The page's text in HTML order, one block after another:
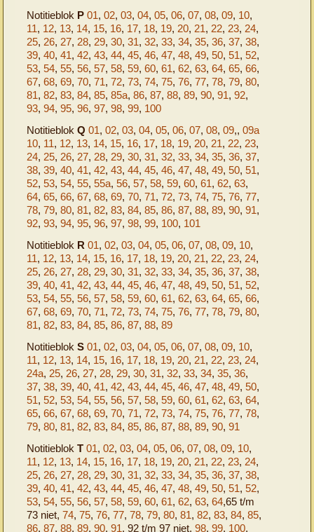
Notitieblok P 01, 02, 03, 04, 05, 06, 07, 08, 09, 10,
11, 12, 13, 14, 15, 16, 17, 18, 19, 20, 21, 22, 23, 24,
25, 26, 27, 28, 29, 30, 31, 32, 33, 34, 35, 36, 37, 38,
39, 40, 41, 42, 43, 44, 45, 46, 47, 48, 49, 50, 51, 52,
53, 54, 55, 56, 57, 58, 59, 60, 61, 62, 63, 64, 65, 66,
67, 68, 69, 70, 71, 72, 73, 74, 75, 76, 77, 78, 79, 80,
81, 82, 83, 84, 85, 85a, 86, 87, 88, 89, 90, 91, 92,
93, 94, 95, 96, 97, 98, 99, 100
NotitieblokQ 01, 02, 03, 04, 05, 06, 07, 08, 09,, 09a
10, 11, 12, 13, 14, 15, 16, 17, 18, 19, 20, 21, 22, 23,
24, 25, 26, 27, 28, 29, 30, 31, 32, 33, 34, 35, 36, 37,
38, 39, 40, 41, 42, 43, 44, 45, 46, 47, 48, 49, 50, 51,
52, 53, 54, 55, 55a, 56, 57, 58, 59, 60, 61, 62, 63,
64, 65, 66, 67, 68, 69, 70, 71, 72, 73, 74, 75, 76, 77,
78, 79, 80, 81, 82, 83, 84, 85, 86, 87, 88, 89, 90, 91,
92, 93, 94, 95, 96, 97, 98, 99, 100, 101
Notitieblok R 01, 02, 03, 04, 05, 06, 07, 08, 09, 10,
11, 12, 13, 14, 15, 16, 17, 18, 19, 20, 21, 22, 23, 24,
25, 26, 27, 28, 29, 30, 31, 32, 33, 34, 35, 36, 37, 38,
39, 40, 41, 42, 43, 44, 45, 46, 47, 48, 49, 50, 51, 52,
53, 54, 55, 56, 57, 58, 59, 60, 61, 62, 63, 64, 65, 66,
67, 68, 69, 70, 71, 72, 73, 74, 75, 76, 77, 78, 79, 80,
81, 82, 83, 84, 85, 86, 87, 88, 89
NotitieblokS 01, 02, 03, 04, 05, 06, 07, 08, 09, 10,
11, 12, 13, 14, 15, 16, 17, 18, 19, 20, 21, 22, 23, 24,
24a, 25, 26, 27, 28, 29, 30, 31, 32, 33, 34, 35, 36,
37, 38, 39, 40, 41, 42, 43, 44, 45, 46, 47, 48, 49, 50,
51, 52, 53, 54, 55, 56, 57, 58, 59, 60, 61, 62, 63, 64,
65, 66, 67, 68, 69, 70, 71, 72, 73, 74, 75, 76, 77, 78,
79, 80, 81, 82, 83, 84, 85, 86, 87, 88, 89, 90, 91
NotitieblokT 01, 02, 03, 04, 05, 06, 07, 08, 09, 10,
11, 12, 13, 14, 15, 16, 17, 18, 19, 20, 21, 22, 23, 24,
25, 26, 27, 28, 29, 30, 31, 32, 33, 34, 35, 36, 37, 38,
39, 40, 41, 42, 43, 44, 45, 46, 47, 48, 49, 50, 51, 52,
53, 54, 55, 56, 57, 58, 59, 60, 61, 62, 63, 64,65 t/m
73 niet, 74, 75, 76, 77, 78, 79, 80, 81, 82, 83, 84, 85,
86, 87, 88, 89, 90, 91, 92 t/m 97 niet, 98, 99, 100,